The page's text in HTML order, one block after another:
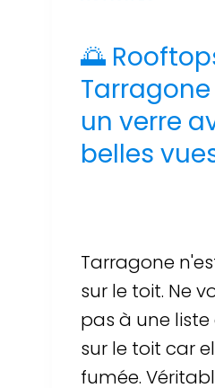
🌅
un verre
belles
Tarragone
sur le toit. Ne
pas à une liste
sur le toit car
fumée.